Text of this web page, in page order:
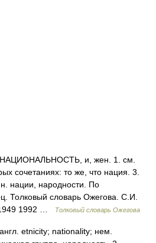
и, жен. 1. см.
сочетаниях: то же, что нация. 3.
нации, народности. По
Толковый словарь Ожегова. С.И.
1992 …
Толковый словарь Ожегова
etnicity; nationality; нем.